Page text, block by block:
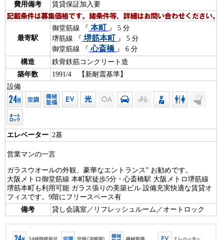
費用備考
賃貸保証加入要
最寄駅
御堂筋線 『 本町 』 5 分
堺筋線 『 堺筋本町 』 5 分
御堂筋線 『 心斎橋 』 6 分
構造
鉄骨鉄筋コンクリート造
築年数
1991/4 【新耐震基準】
設備
エレベーター 2基
営業マンの一言
ガラスウオールの外観、豪華なエントランス” お勧めです。
大阪メトロ御堂筋線 本町駅徒歩5分・心斎橋駅 大阪メトロ堺筋線
堺筋本町も利用可能 ガラス張りの美築ビル 設備充実快適な賃貸オ
フィスです。9階にフリースペース有
備考
貸し会議室／リフレッシュルーム／オートロック